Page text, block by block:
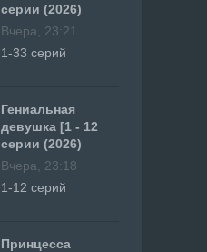
серии (2026)
Вчера, 23:21
1-33 серий
Гениальная
девушка [1 - 12
серии (2026)
Вчера, 23:18
1-12 серий
Принцесса